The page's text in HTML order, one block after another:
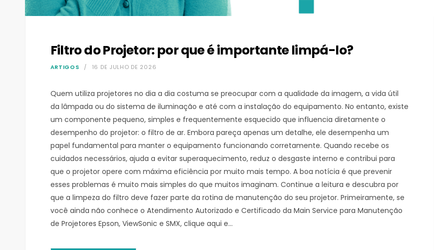
Filtro do Projetor: por que é importante limpá-lo?
ARTIGOS 16 DE JULHO DE 2026
Quem utiliza projetores no dia a dia costuma se preocupar com a qualidade da imagem, a vida útil
da lâmpada ou do sistema de iluminação e até com a instalação do equipamento. No entanto, existe
um componente pequeno, simples e frequentemente esquecido que influencia diretamente o
desempenho do projetor: o filtro de ar. Embora pareça apenas um detalhe, ele desempenha um
papel fundamental para manter o equipamento funcionando corretamente. Quando recebe os
cuidados necessários, ajuda a evitar superaquecimento, reduz o desgaste interno e contribui para
que o projetor opere com máxima eficiência por muito mais tempo. A boa notícia é que prevenir
esses problemas é muito mais simples do que muitos imaginam. Continue a leitura e descubra por
que a limpeza do filtro deve fazer parte da rotina de manutenção do seu projetor. Primeiramente, se
você ainda não conhece o Atendimento Autorizado e Certificado da Main Service para Manutenção
de Projetores Epson, ViewSonic e SMX, clique aqui e…